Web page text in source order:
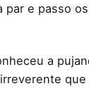
e passo
a